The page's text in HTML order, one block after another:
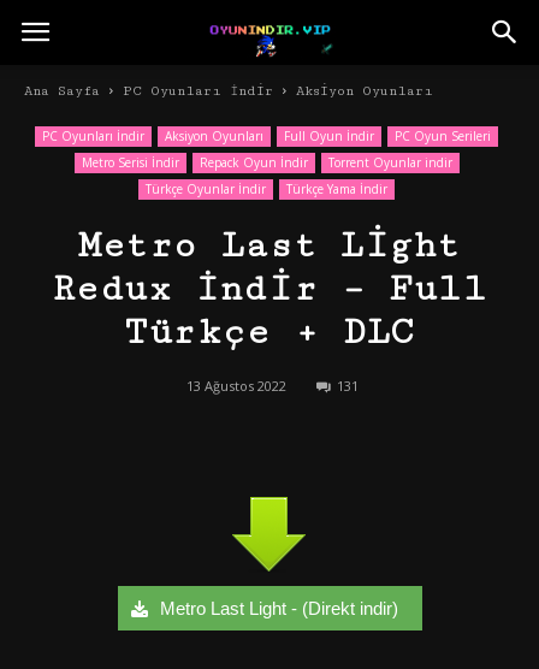
Ana Sayfa PC Oyunları İndir Aksiyon Oyunları
PC Oyunları İndir Aksiyon Oyunları Full Oyun İndir
PC Oyun Serileri
Metro Serisi İndir
Repack Oyun İndir
Torrent Oyunlar indir
Türkçe Oyunlar İndir
Türkçe Yama İndir
Metro Last Light
Redux İndir – Full
Türkçe + DLC
13 Ağustos 2022 131
Metro Last Light - (Direkt indir)